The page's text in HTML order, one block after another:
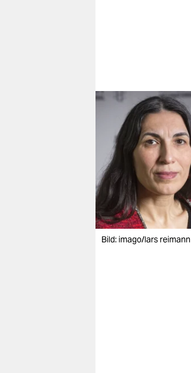
Bild: imago/lars reimann